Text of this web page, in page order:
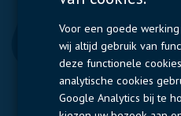
Voor een goede
wij altijd gebruik van
deze functionele
analytische cookies
Google Analytics bij te